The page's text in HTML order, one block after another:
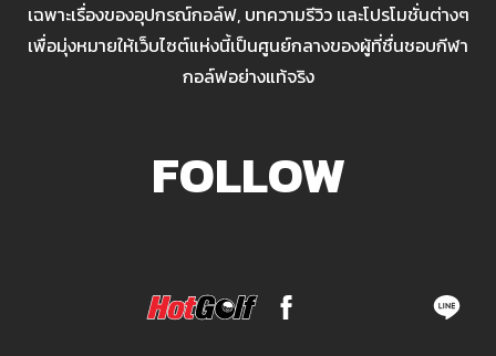
เฉพาะเรื่องของอุปกรณ์กอล์ฟ, บทความรีวิว และโปรโมชั่นต่างๆ
เพื่อมุ่งหมายให้เว็บไซต์แห่งนี้เป็นศูนย์กลางของผู้ที่ชื่นชอบกีฬา
กอล์ฟอย่างแท้จริง
FOLLOW